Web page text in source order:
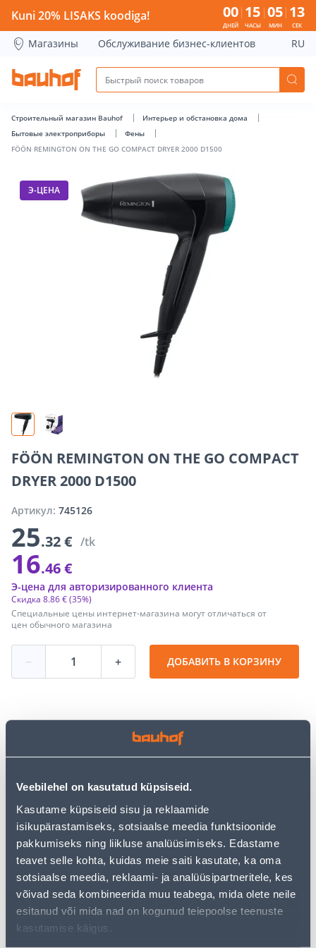
Veebilehel on kasutatud küpsiseid.
Kasutame küpsiseid sisu ja reklaamide
isikupärastamiseks, sotsiaalse meedia funktsioonide
pakkumiseks ning liikluse analüüsimiseks. Edastame
teavet selle kohta, kuidas meie saiti kasutate, ka oma
sotsiaalse meedia, reklaami- ja analüüsipartneritele, kes
võivad seda kombineerida muu teabega, mida olete neile
esitanud või mida nad on kogunud teiepoolse teenuste
kasutamise käigus.
FÖÖN REMINGTON ON THE GO COMPACT DRYER 2000
Kuni 20% LISAKS koodiga! 00
ДНЕЙ
15
ЧАСЫ
05
МИН
13
СЕК
Магазины Обслуживание бизнес-клиентов RU
Строительный магазин Bauhof
Интерьер и обстановка дома
Бытовые электроприборы
Фены
FÖÖN REMINGTON ON THE GO COMPACT DRYER 2000 D1500
Э-ЦЕНА
FÖÖN REMINGTON ON THE GO COMPACT
DRYER 2000 D1500
Артикул: 745126
25.32 € /tk
16.46 €
Специальные цены интернет-магазина могут отличаться от
цен обычного магазина
Скидка 8.86 €(35%)
Э-цена для авторизированного клиента
− + ДОБАВИТЬ В КОРЗИНУ
Посмотреть наличие
• Kahe kuumuse seade ja 2000 W võimsus tagavad alati
kauni välimuse.
• 14-päevane tagastusõigus.
Предполагаемая доставка 3,69 € от 2-5 tööpäeva
Посылочный автомат от 2,29 € с 2-5 tööpäeva
Забрать в магазине, с 06.08.2026